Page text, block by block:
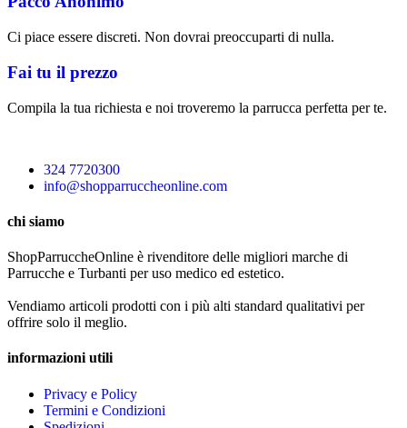
Ci piace essere discreti. Non dovrai preoccuparti di nulla.
Fai tu il prezzo
Compila la tua richiesta e noi troveremo la parrucca perfetta per te.
324 7720300
info@shopparruccheonline.com
chi siamo
ShopParruccheOnline è rivenditore delle migliori marche di
Parrucche e Turbanti per uso medico ed estetico.
Vendiamo articoli prodotti con i più alti standard qualitativi per
offrire solo il meglio.
informazioni utili
Privacy e Policy
Termini e Condizioni